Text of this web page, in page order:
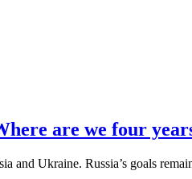
are we four
and Ukraine. Russia’s goals